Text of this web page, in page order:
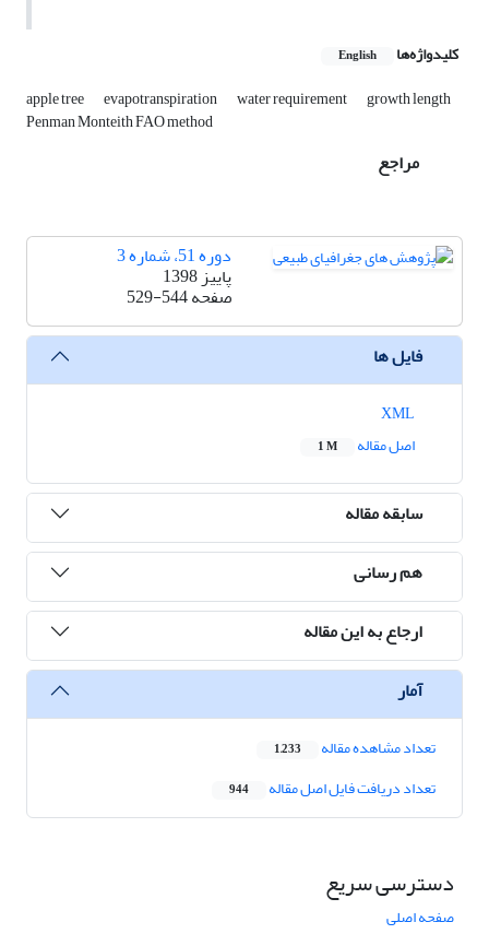
کلیدواژه‌ها English
apple tree evapotranspiration water requirement growth length
Penman Monteith FAO method
مراجع
دوره 51، شماره 3
پاییز 1398
صفحه529-544
فایل ها
اصل مقاله
1 M
سابقه مقاله
هم رسانی
ارجاع به این مقاله
آمار
تعداد مشاهده مقاله 1,233
تعداد دریافت فایل اصل مقاله 944
دسترسی سریع
صفحه اصلی